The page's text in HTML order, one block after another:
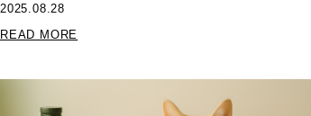
2025.08.28
READ MORE